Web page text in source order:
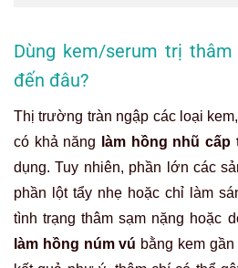
Dùng kem/serum trị
đến đâu?
Thị trường tràn ngập các loại
có khả năng
làm hồng nhũ cấp
dụng. Tuy nhiên, phần lớn các
phần lột tẩy nhẹ hoặc chỉ làm
tình trạng thâm sạm nặng hoặc
làm hồng núm vú bằng kem